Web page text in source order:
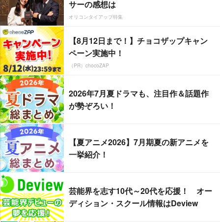
サーの感想は
オリコンタイアップ特集
【8月12日まで！】チョコザップキャン
ペーン実施中！
（PR）chocoZAP
2026年7月夏ドラマも、注目作＆話題作
が勢ぞろい！
【夏アニメ2026】7月期夏の新アニメを
一挙紹介！
芸能界を志す10代～20代を応援！ オー
ディション・スクール情報はDeview